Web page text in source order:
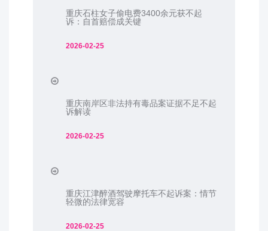
重庆石柱女子偷电费3400余元获不起
诉：自首赔偿成关键
2026-02-25
重庆南岸区非法持有毒品案证据不足不起
诉解读
2026-02-25
重庆江津醉酒驾驶摩托车不起诉案：情节
轻微的法律宽容
2026-02-25